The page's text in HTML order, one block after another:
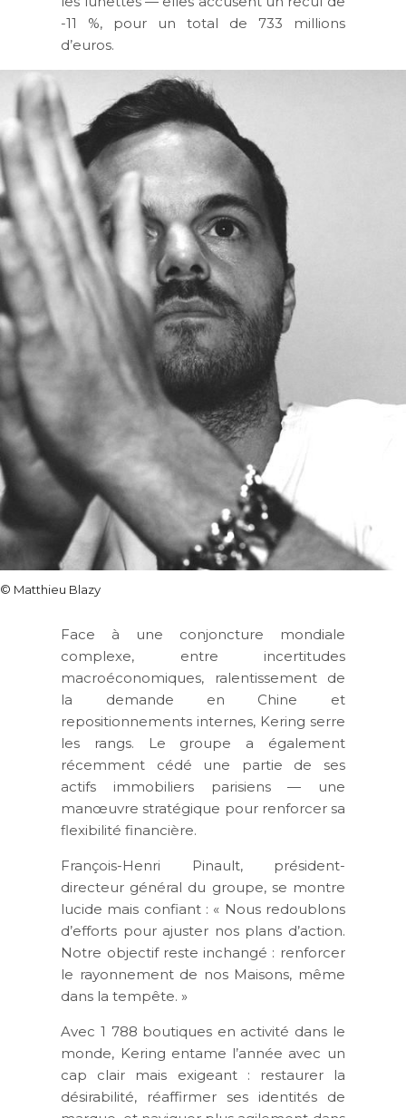
-11 %, pour un total de 733 millions
d’euros.
© Matthieu Blazy
Face à une conjoncture mondiale
complexe, entre incertitudes
macroéconomiques, ralentissement de
la demande en Chine et
repositionnements internes, Kering serre
les rangs. Le groupe a également
récemment cédé une partie de ses
actifs immobiliers parisiens — une
manœuvre stratégique pour renforcer sa
flexibilité financière.
François-Henri Pinault, président-
directeur général du groupe, se montre
lucide mais confiant : « Nous redoublons
d’efforts pour ajuster nos plans d’action.
Notre objectif reste inchangé : renforcer
le rayonnement de nos Maisons, même
dans la tempête. »
Avec 1 788 boutiques en activité dans le
monde, Kering entame l’année avec un
cap clair mais exigeant : restaurer la
désirabilité, réaffirmer ses identités de